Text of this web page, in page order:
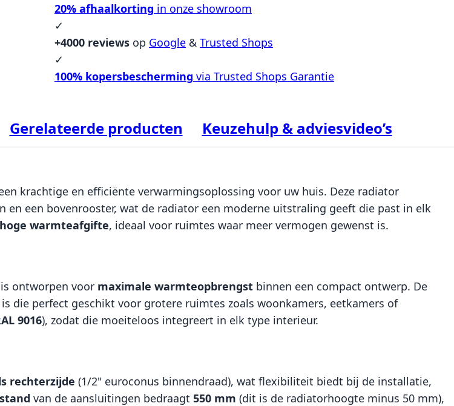
20% afhaalkorting in onze showroom
✓
+4000 reviews op Google & Trusted Shops
✓
100% kopersbescherming via Trusted Shops Garantie
krachtige en efficiënte verwarmingsoplossing voor uw huis. Deze radiator
en een bovenrooster, wat de radiator een moderne uitstraling geeft die past in elk
hoge warmteafgifte, ideaal voor ruimtes waar meer vermogen gewenst is.
ontworpen voor maximale warmteopbrengst binnen een compact ontwerp. De
die perfect geschikt voor grotere ruimtes zoals woonkamers, eetkamers of
9016), zodat die moeiteloos integreert in elk type interieur.
rechterzijde (1/2" euroconus binnendraad), wat flexibiliteit biedt bij de installatie,
van de aansluitingen bedraagt 550 mm (dit is de radiatorhoogte minus 50 mm),
Gerelateerde producten Keuzehulp & adviesvideo’s